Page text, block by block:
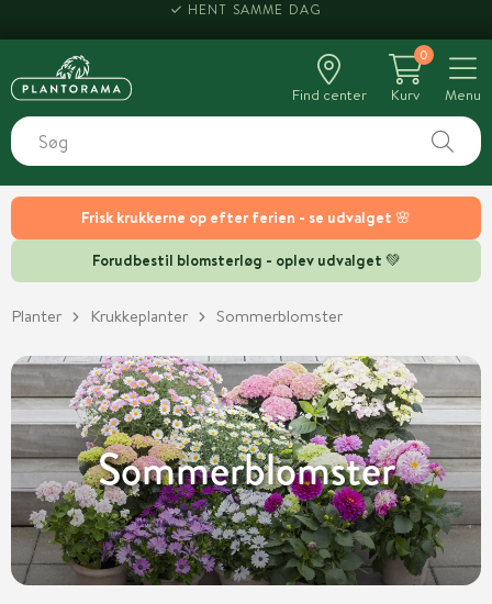
Frisk krukkerne op efter ferien - se udvalget 🌸
Forudbestil blomsterløg - oplev udvalget 💚
HENT SAMME DAG
Find center
0
Kurv
Menu
Planter Krukkeplanter Sommerblomster
Sommerblomster